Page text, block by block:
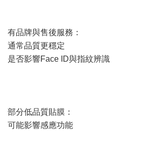
有品牌與售後服務：
通常品質更穩定
是否影響Face ID與指紋辨識
部分低品質貼膜：
可能影響感應功能